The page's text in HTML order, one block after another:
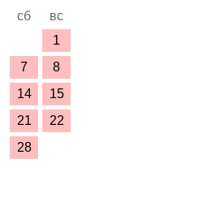
сб
вс
1
7
8
14
15
21
22
28